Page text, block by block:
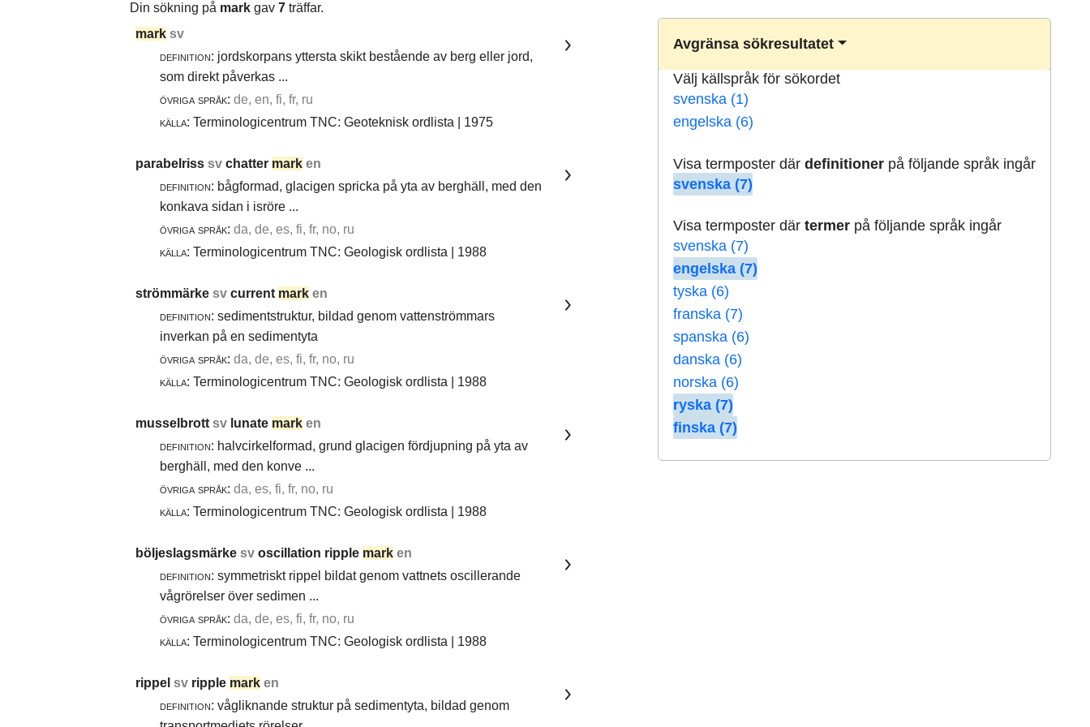
Din sökning på mark gav 7 träffar.
Avgränsa sökresultatet
Välj källspråk för sökordet
svenska (1)
engelska (6)
Visa termposter därdefinitioner på följande språk ingår
svenska (7)
Visa termposter därtermer på följande språk ingår
svenska (7)
engelska (7)
tyska (6)
franska (7)
spanska (6)
danska (6)
norska (6)
ryska (7)
finska (7)
mark sv
definition: jordskorpans yttersta skikt bestående av berg eller jord,
som direkt påverkas ...
övriga språk: de, en, fi, fr, ru
källa: Terminologicentrum TNC: Geoteknisk ordlista | 1975
parabelriss sv chatter mark en
definition: bågformad, glacigen spricka på yta av berghäll, med den
konkava sidan i isröre ...
övriga språk: da, de, es, fi, fr, no, ru
källa: Terminologicentrum TNC: Geologisk ordlista | 1988
strömmärke sv current mark en
definition: sedimentstruktur, bildad genom vattenströmmars
inverkan på en sedimentyta
övriga språk: da, de, es, fi, fr, no, ru
källa: Terminologicentrum TNC: Geologisk ordlista | 1988
musselbrott sv lunate mark en
definition: halvcirkelformad, grund glacigen fördjupning på yta av
berghäll, med den konve ...
övriga språk: da, es, fi, fr, no, ru
källa: Terminologicentrum TNC: Geologisk ordlista | 1988
böljeslagsmärke sv oscillation ripple mark en
definition: symmetriskt rippel bildat genom vattnets oscillerande
vågrörelser över sedimen ...
övriga språk: da, de, es, fi, fr, no, ru
källa: Terminologicentrum TNC: Geologisk ordlista | 1988
rippel sv ripple mark en
definition: vågliknande struktur på sedimentyta, bildad genom